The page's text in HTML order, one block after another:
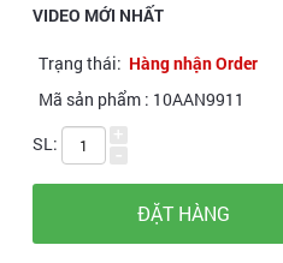
VIDEO MỚI NHẤT
Trạng thái: Hàng nhận Order
Mã sản phẩm : 10AAN9911
SL: